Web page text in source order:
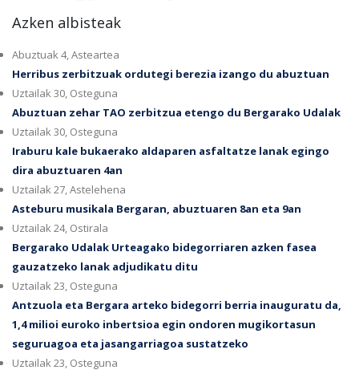
Azken albisteak
Abuztuak 4, Asteartea
Herribus zerbitzuak ordutegi berezia izango du abuztuan
Uztailak 30, Osteguna
Abuztuan zehar TAO zerbitzua etengo du Bergarako Udalak
Uztailak 30, Osteguna
Iraburu kale bukaerako aldaparen asfaltatze lanak egingo
dira abuztuaren 4an
Uztailak 27, Astelehena
Asteburu musikala Bergaran, abuztuaren 8an eta 9an
Uztailak 24, Ostirala
Bergarako Udalak Urteagako bidegorriaren azken fasea
gauzatzeko lanak adjudikatu ditu
Uztailak 23, Osteguna
Antzuola eta Bergara arteko bidegorri berria inauguratu da,
1,4 milioi euroko inbertsioa egin ondoren mugikortasun
seguruagoa eta jasangarriagoa sustatzeko
Uztailak 23, Osteguna